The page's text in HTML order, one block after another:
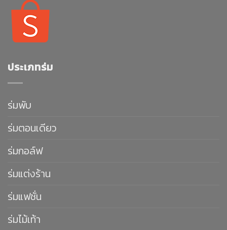
ประเภทร่ม
ร่มพับ
ร่มตอนเดียว
ร่มกอล์ฟ
ร่มแต่งร้าน
ร่มแฟชั่น
ร่มไม้เท้า